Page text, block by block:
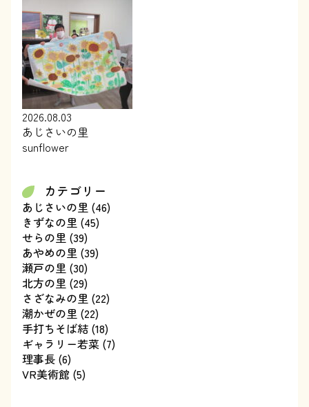
2026.08.03
あじさいの里
sunflower
カテゴリー
あじさいの里 (46)
きずなの里 (45)
せらの里 (39)
あやめの里 (39)
瀬戸の里 (30)
北方の里 (29)
さざなみの里 (22)
潮かぜの里 (22)
手打ちそば結 (18)
ギャラリー若菜 (7)
理事長 (6)
VR美術館 (5)